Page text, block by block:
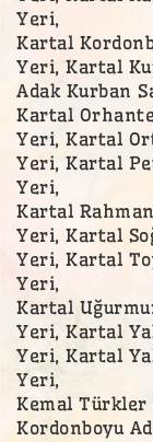
Yeri,
Kartal
Yeri, Kartal
Adak Kurban
Kartal
Yeri, Kartal
Yeri, Kartal
Yeri,
Kartal
Yeri, Kartal
Yeri, Kartal
Yeri,
Kartal
Yeri, Kartal
Yeri, Kartal
Yeri,
Kemal Türkler
Kordonboyu